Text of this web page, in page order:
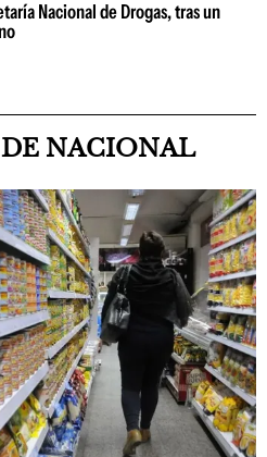
Nacional de Drogas, tras un
NACIONAL